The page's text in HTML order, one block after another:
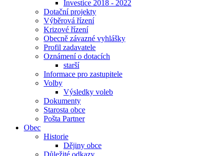
Investice 2018 - 2022
Dotační projekty
Výběrová řízení
Krizové řízení
Obecně závazné vyhlášky
Profil zadavatele
Oznámení o dotacích
starší
Informace pro zastupitele
Volby
Výsledky voleb
Dokumenty
Starosta obce
Pošta Partner
Obec
Historie
Dějiny obce
Důležité odkazy